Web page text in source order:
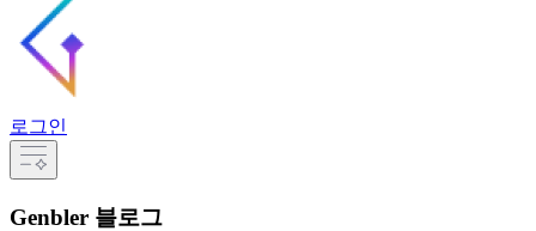
로그인
Genbler 블로그